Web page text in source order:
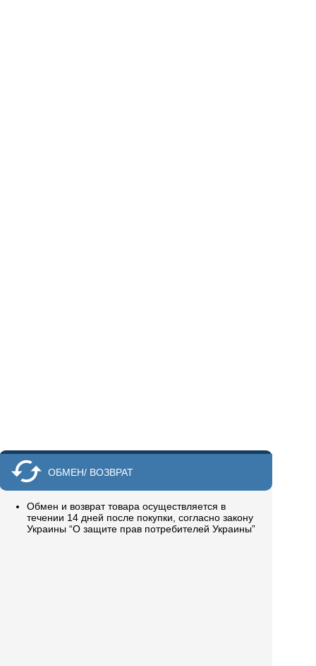
ОБМЕН/ ВОЗВРАТ
Обмен и возврат товара осуществляется в
течении 14 дней после покупки, согласно закону
Украины “О защите прав потребителей Украины”